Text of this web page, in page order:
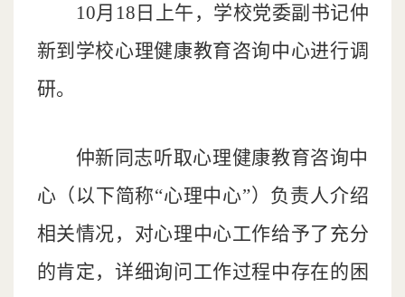
10月 18 日上午，学校党委副书记仲
新到 学校心理健康教育咨询中心进行调
研。
仲新同志听取心理健康教育咨询中
心（以下简称“心理中心”）负责人介绍
相关情况，对心理中心工作给予了充分
的肯定，详细询问工作过程中存在的困